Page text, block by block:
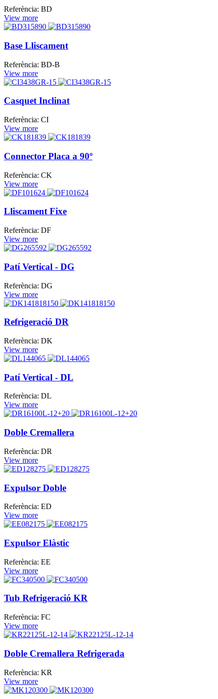
Referència: BD
View more
Base Lliscament
Referència: BD-B
View more
Casquet Inclinat
Referència: CI
View more
Connector Placa a 90º
Referència: CK
View more
Lliscament Fixe
Referència: DF
View more
Patí Vertical - DG
Referència: DG
View more
Refrigeració DR
Referència: DK
View more
Patí Vertical - DL
Referència: DL
View more
Doble Cremallera
Referència: DR
View more
Expulsor Doble
Referència: ED
View more
Expulsor Elàstic
Referència: EE
View more
Tub Refrigeració KR
Referència: FC
View more
Doble Cremallera Refrigerada
Referència: KR
View more